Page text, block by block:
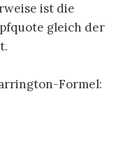
ist die
gleich der
Formel: